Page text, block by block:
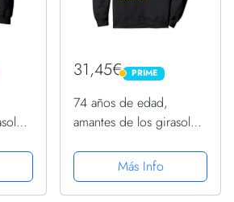
31,45€ PRIME
PRIME
74 años de edad,
amantes de los girasoles,
1949, 74 cumpleaños
Sudadera con Capucha
Más Info